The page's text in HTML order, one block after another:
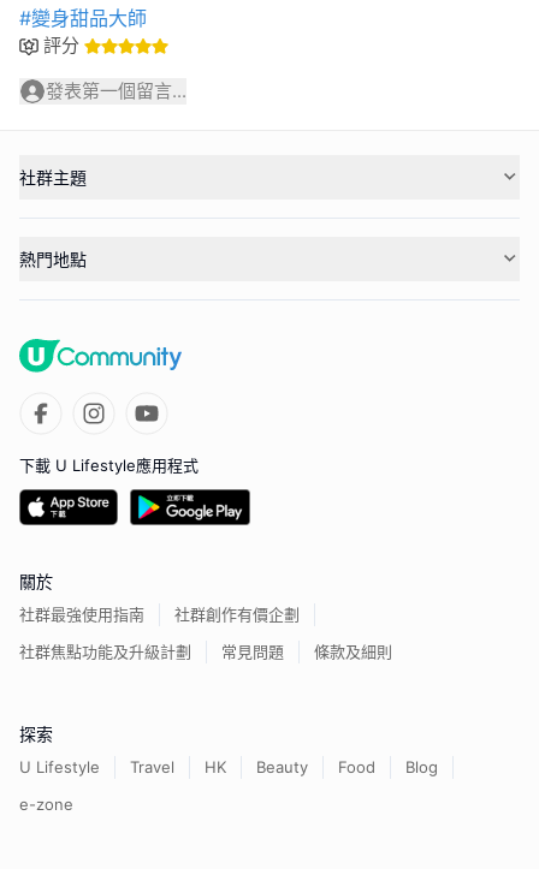
#變身甜品大師
評分
發表第一個留言...
社群主題
熱門地點
下載 U Lifestyle應用程式
關於
社群最強使用指南
社群創作有價企劃
社群焦點功能及升級計劃
常見問題 條款及細則
探索
U Lifestyle Travel HK Beauty Food
Blog
e-zone